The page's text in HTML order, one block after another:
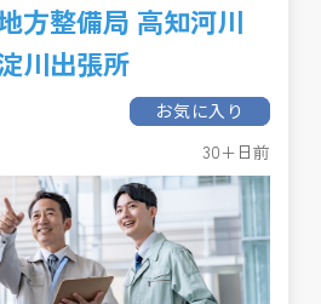
方整備局 高知河川
川出張所
お気に入り
30+日前